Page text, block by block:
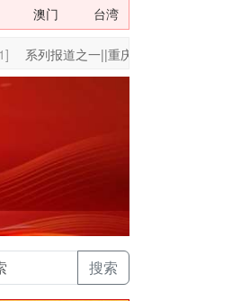
澳门 台湾
系列报道之一||重庆海龙村：党建统领
搜索